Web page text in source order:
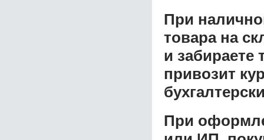
При
товара на
и забираете
привозит
При